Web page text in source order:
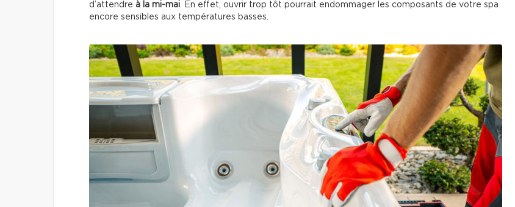
d’attendre à la mi-mai. En effet, ouvrir trop tôt pourrait endommager les composants de votre spa
encore sensibles aux températures basses.